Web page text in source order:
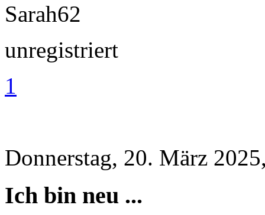
Sarah62
unregistriert
1
Donnerstag, 20. März
Ich bin neu ...